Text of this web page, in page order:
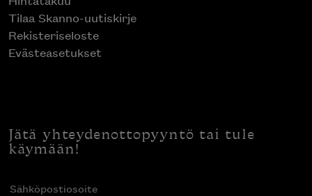
Tilaa Skanno-uutiskirje
Rekisteriseloste
Evästeasetukset
Jätä yhteydenottopyyntö tai tule
käymään!
Sähköpostiosoite(Pakollinen)